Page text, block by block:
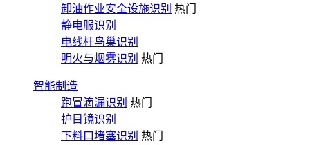
卸油作业安全设施识别 热门
静电服识别
电线杆鸟巢识别
明火与烟雾识别 热门
智能制造
跑冒滴漏识别 热门
护目镜识别
下料口堵塞识别 热门